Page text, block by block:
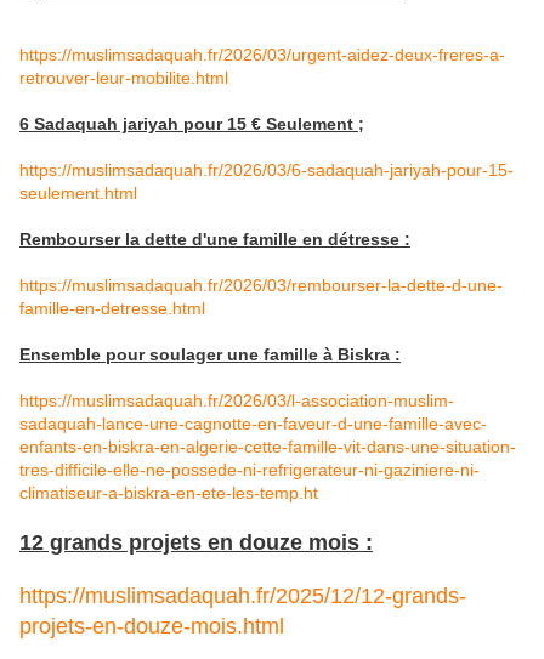
https://muslimsadaquah.fr/2026/03/urgent-aidez-deux-freres-a-
retrouver-leur-mobilite.html
6 Sadaquah jariyah pour 15 € Seulement ;
https://muslimsadaquah.fr/2026/03/6-sadaquah-jariyah-pour-15-
seulement.html
Rembourser la dette d'une famille en détresse :
https://muslimsadaquah.fr/2026/03/rembourser-la-dette-d-une-
famille-en-detresse.html
Ensemble pour soulager une famille à Biskra :
https://muslimsadaquah.fr/2026/03/l-association-muslim-
sadaquah-lance-une-cagnotte-en-faveur-d-une-famille-avec-
enfants-en-biskra-en-algerie-cette-famille-vit-dans-une-situation-
tres-difficile-elle-ne-possede-ni-refrigerateur-ni-gaziniere-ni-
climatiseur-a-biskra-en-ete-les-temp.ht
12 grands projets en douze mois :
https://muslimsadaquah.fr/2025/12/12-grands-
projets-en-douze-mois.html